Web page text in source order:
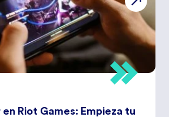
Riot Games: Empieza tu